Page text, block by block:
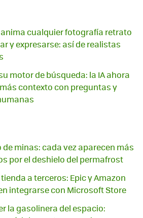
cualquier fotografía retrato
y expresarse: así de realistas
motor de búsqueda: la IA ahora
contexto con preguntas y
minas: cada vez aparecen más
por el deshielo del permafrost
a terceros: Epic y Amazon
integrarse con Microsoft Store
la gasolinera del espacio: